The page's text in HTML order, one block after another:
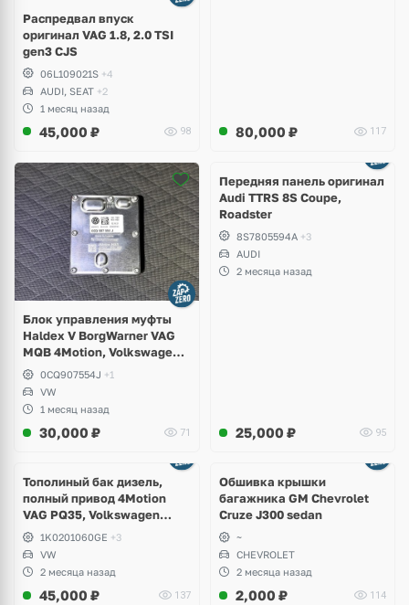
Распредвал впуск
оригинал VAG 1.8, 2.0 TSI
gen3 CJS
06L109021S +4
AUDI, SEAT +2
1 месяц назад
45,000 ₽ 98 80,000 ₽ 117
Блок управления муфты
Haldex V BorgWarner VAG
MQB 4Motion, Volkswagen
Tiguan
0CQ907554J +1
VW
1 месяц назад
30,000 ₽ 71
2 фото
Передняя панель оригинал
Audi TTRS 8S Coupe,
Roadster
8S7805594A +3
AUDI
2 месяца назад
25,000 ₽ 95
Тополиный бак дизель,
полный привод 4Motion
VAG PQ35, Volkswagen
Scirocco, Golf V, VI, Skoda
Yeti, Octavia A5, Superb,
Audi A3, Seat Altea
1K0201060GE +3
VW
2 месяца назад
45,000 ₽ 137
Обшивка крышки
багажника GM Chevrolet
Cruze J300 sedan
~
CHEVROLET
2 месяца назад
2,000 ₽ 114